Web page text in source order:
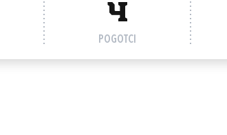
4
POGOTCI